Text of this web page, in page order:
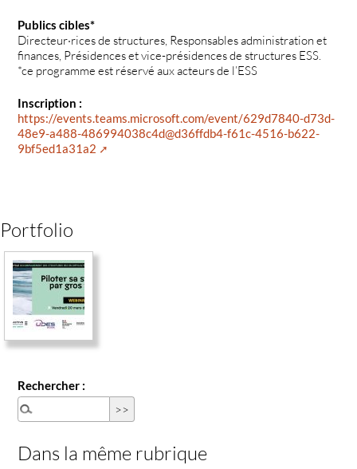
Publics cibles*
Directeur·rices de structures, Responsables administration et
finances, Présidences et vice-présidences de structures ESS.
*ce programme est réservé aux acteurs de l’ESS
Inscription :
https://events.teams.microsoft.com/event/629d7840-d73d-
48e9-a488-486994038c4d@d36ffdb4-f61c-4516-b622-
9bf5ed1a31a2
Portfolio
Rechercher :
Dans la même rubrique